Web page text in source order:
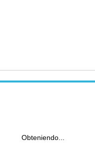
Obteniendo...